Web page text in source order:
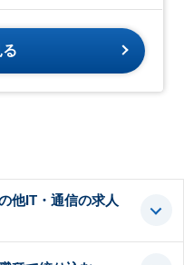
他IT・通信の求人